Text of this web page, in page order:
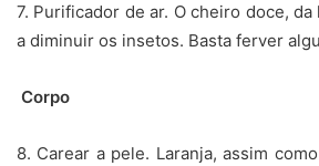
7. Purificador de ar. O cheiro doce,
a diminuir os insetos. Basta ferver
Corpo
8. Carear a pele. Laranja, assim